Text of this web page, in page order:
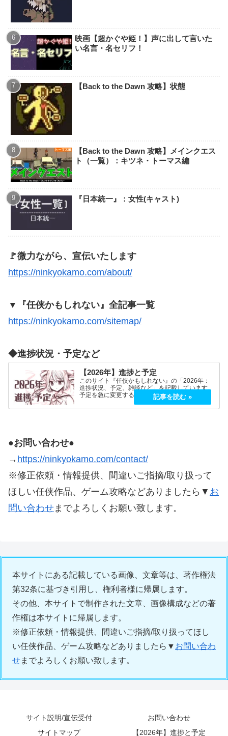
映画【超かぐや姫！】声に出して言いた
い名言・名セリフ！
【Back to the Dawn 攻略】状態
【Back to the Dawn 攻略】メインクエス
ト（一覧）：キツネ・トーマス編
『日本統一』：女性(キャスト)
🚩微力ながら、宣伝いたします
https://ninkyokamo.com/about/
▼『任侠かもしれない』全記事一覧
https://ninkyokamo.com/sitemap/
◆進捗状況・予定など
【2026年】進捗と予定
このサイト『任侠かもしれない』の「2026年：
進捗状況、予定、雑談など」を記載しています。
予定を急に変更することが、よくあります。
2026年5月2026年5月21日（木）『プロミス・マ
スコットエージェンシー』良かったです！世界観
●お問い合わせ●
→ https://ninkyokamo.com/contact/
※修正依頼・情報提供、間違いご指摘/取り扱って
ほしい任侠作品、ゲーム攻略などありましたら▼ お
問い合わせ までよろしくお願い致します。
本サイトにある記載している画像、文章等は、著作権法
第32条に基づき引用し、権利者様に帰属します。
その他、本サイトで制作された文章、画像構成などの著
作権は本サイトに帰属します。
※修正依頼・情報提供、間違いご指摘/取り扱ってほし
い任侠作品、ゲーム攻略などありましたら▼ お問い合わ
せまでよろしくお願い致します。
サイト説明/宣伝受付
お問い合わせ
サイトマップ
【2026年】進捗と予定